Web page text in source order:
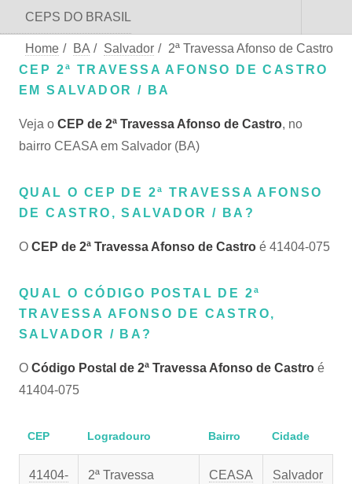
CEPS DO BRASIL
Home / BA / Salvador / 2ª Travessa Afonso de Castro
CEP 2ª TRAVESSA AFONSO DE CASTRO
EM SALVADOR / BA
Veja o CEP de 2ª Travessa Afonso de Castro, no
bairro CEASA em Salvador (BA)
QUAL O CEP DE 2ª TRAVESSA AFONSO
DE CASTRO, SALVADOR / BA?
O CEP de 2ª Travessa Afonso de Castro é 41404-075
QUAL O CÓDIGO POSTAL DE 2ª
TRAVESSA AFONSO DE CASTRO,
SALVADOR / BA?
O Código Postal de 2ª Travessa Afonso de Castro é
41404-075
CEP Logradouro Bairro Cidade
41404-
2ª Travessa
CEASA
Salvador